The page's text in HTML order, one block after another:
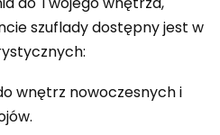
szuflady dostępny jest w
wnętrz nowoczesnych i